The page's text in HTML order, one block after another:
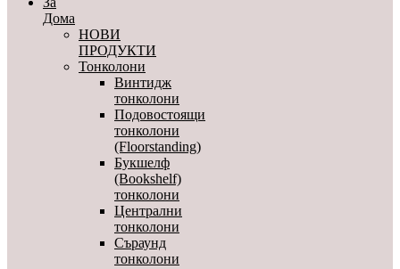
Дома
НОВИ
ПРОДУКТИ
Тонколони
Винтидж
тонколони
Подовостоящи
тонколони
(Floorstanding)
Букшелф
(Bookshelf)
тонколони
Централни
тонколони
Съраунд
тонколони